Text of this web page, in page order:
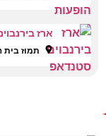
ארז
תמוז בית